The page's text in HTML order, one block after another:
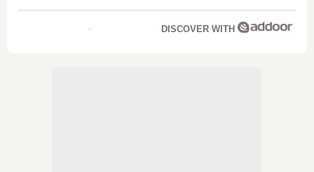
DISCOVER WITH